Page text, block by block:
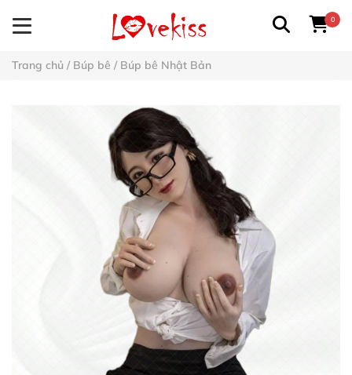
0
Trang chủ / Búp bê / Búp bê Nhật Bản